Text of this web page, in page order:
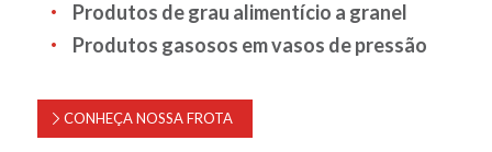
Produtos de grau alimentício a granel
Produtos gasosos em vasos de pressão
CONHEÇA NOSSA FROTA